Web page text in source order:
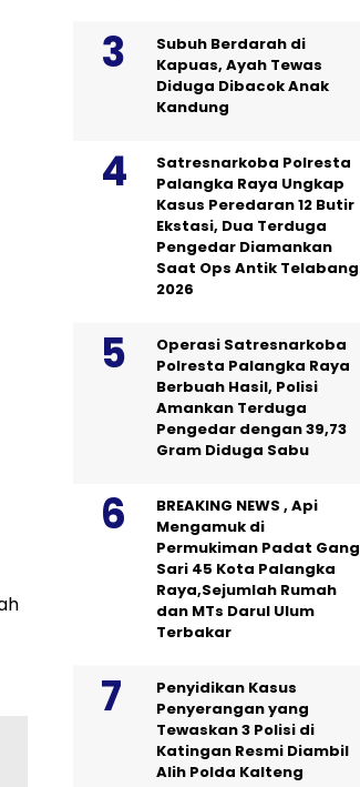
Subuh Berdarah di
Kapuas, Ayah Tewas
Diduga Dibacok Anak
Kandung
Satresnarkoba Polresta
Palangka Raya Ungkap
Kasus Peredaran 12 Butir
Ekstasi, Dua Terduga
Pengedar Diamankan
Saat Ops Antik Telabang
2026
Operasi Satresnarkoba
Polresta Palangka Raya
Berbuah Hasil, Polisi
Amankan Terduga
Pengedar dengan 39,73
Gram Diduga Sabu
BREAKING NEWS , Api
Mengamuk di
Permukiman Padat Gang
Sari 45 Kota Palangka
Raya,Sejumlah Rumah
dan MTs Darul Ulum
Terbakar
Penyidikan Kasus
Penyerangan yang
Tewaskan 3 Polisi di
Katingan Resmi Diambil
Alih Polda Kalteng